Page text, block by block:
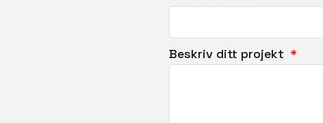
Beskriv ditt projekt